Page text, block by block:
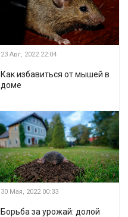
23 Авг, 2022 22:04
Как избавиться от мышей в
доме
30 Мая, 2022 00:33
Борьба за урожай: долой